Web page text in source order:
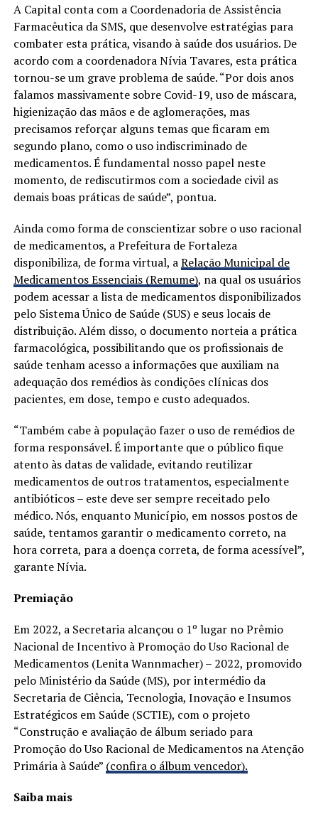
A Capital conta com a Coordenadoria de Assistência
Farmacêutica da SMS, que desenvolve estratégias para
combater esta prática, visando à saúde dos usuários. De
acordo com a coordenadora Nívia Tavares, esta prática
tornou-se um grave problema de saúde. “Por dois anos
falamos massivamente sobre Covid-19, uso de máscara,
higienização das mãos e de aglomerações, mas
precisamos reforçar alguns temas que ficaram em
segundo plano, como o uso indiscriminado de
medicamentos. É fundamental nosso papel neste
momento, de rediscutirmos com a sociedade civil as
demais boas práticas de saúde”, pontua.
Ainda como forma de conscientizar sobre o uso racional
de medicamentos, a Prefeitura de Fortaleza
disponibiliza, de forma virtual, aRelação Municipal de
Medicamentos Essenciais (Remume), na qual os usuários
podem acessar a lista de medicamentos disponibilizados
pelo Sistema Único de Saúde (SUS) e seus locais de
distribuição. Além disso, o documento norteia a prática
farmacológica, possibilitando que os profissionais de
saúde tenham acesso a informações que auxiliam na
adequação dos remédios às condições clínicas dos
pacientes, em dose, tempo e custo adequados.
“Também cabe à população fazer o uso de remédios de
forma responsável. É importante que o público fique
atento às datas de validade, evitando reutilizar
medicamentos de outros tratamentos, especialmente
antibióticos – este deve ser sempre receitado pelo
médico. Nós, enquanto Município, em nossos postos de
saúde, tentamos garantir o medicamento correto, na
hora correta, para a doença correta, de forma acessível”,
garante Nívia.
Premiação
Em 2022, a Secretaria alcançou o 1º lugar no Prêmio
Nacional de Incentivo à Promoção do Uso Racional de
Medicamentos (Lenita Wannmacher) – 2022, promovido
pelo Ministério da Saúde (MS), por intermédio da
Secretaria de Ciência, Tecnologia, Inovação e Insumos
Estratégicos em Saúde (SCTIE), com o projeto
“Construção e avaliação de álbum seriado para
Promoção do Uso Racional de Medicamentos na Atenção
Primária à Saúde” (confira o álbum vencedor).
Saiba mais